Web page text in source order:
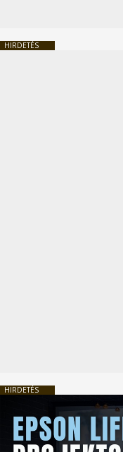
HIRDETÉS
HIRDETÉS